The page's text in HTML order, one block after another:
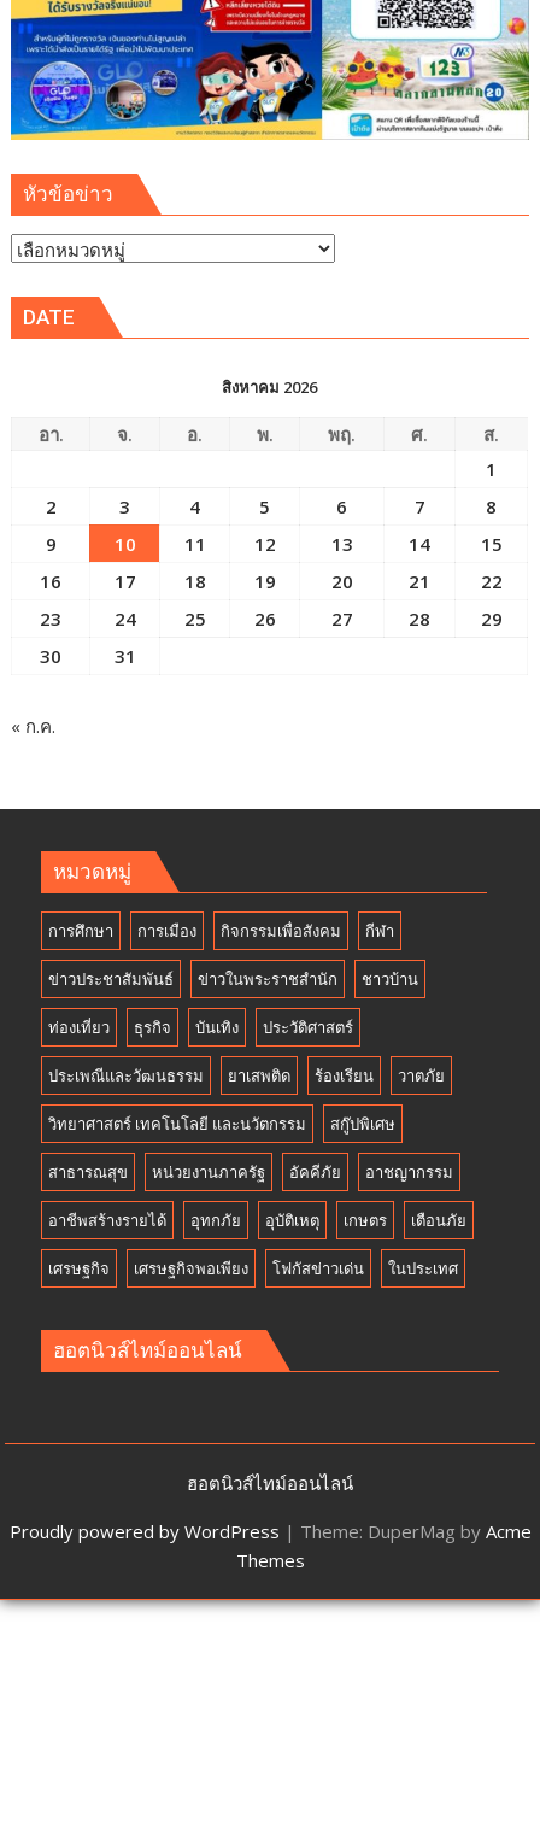
ศรัทธา
ใน
พระพุทธ
ศาสนา
หัวข้อข่าว
หัวข้อ
DATE
สิงหาคม 2026
อา. จ. อ. พ. พฤ. ศ.
ส.
1
2
3 4 5 6 7
8
9
10 11 12 13 14
15
16
17 18 19 20 21
22
23
24 25 26 27 28
29
30
31
« ก.ค.
หมวดหมู่
การศึกษา การเมือง กิจกรรมเพื่อสังคม กีฬา
ข่าวประชาสัมพันธ์ ข่าวในพระราชสำนัก ชาวบ้าน
ท่องเที่ยว ธุรกิจ บันเทิง ประวัติศาสตร์
ประเพณีและวัฒนธรรม ยาเสพติด ร้องเรียน วาตภัย
วิทยาศาสตร์ เทคโนโลยี และนวัตกรรม สกู๊ปพิเศษ
สาธารณสุข หน่วยงานภาครัฐ อัคคีภัย อาชญากรรม
อาชีพสร้างรายได้ อุทกภัย อุบัติเหตุ เกษตร เตือนภัย
เศรษฐกิจ เศรษฐกิจพอเพียง โฟกัสข่าวเด่น ในประเทศ
ฮอตนิวส์ไทม์ออนไลน์
ฮอตนิวส์ไทม์ออนไลน์
Proudly powered by WordPress | Theme: DuperMag by Acme
Themes